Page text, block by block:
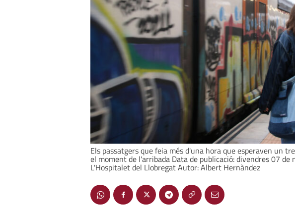
Els passatgers que feia més d'una hora que esperaven un
el moment de l'arribada Data de publicació: divendres 07
L'Hospitalet del Llobregat Autor: Albert Hernàndez